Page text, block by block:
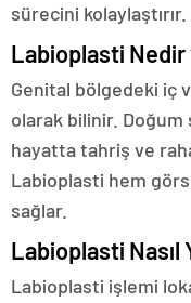
sürecini kolaylaştırır.
Labioplasti Nedir
Genital bölgedeki iç
olarak bilinir. Doğum
hayatta tahriş ve
Labioplasti hem
sağlar.
Labioplasti Nasıl
Labioplasti işlemi